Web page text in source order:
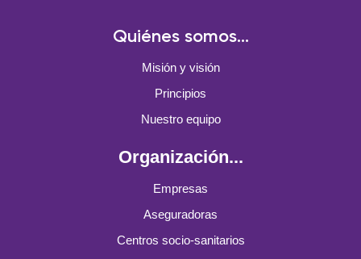
Quiénes somos...
Misión y visión
Principios
Nuestro equipo
Organización...
Empresas
Aseguradoras
Centros socio-sanitarios